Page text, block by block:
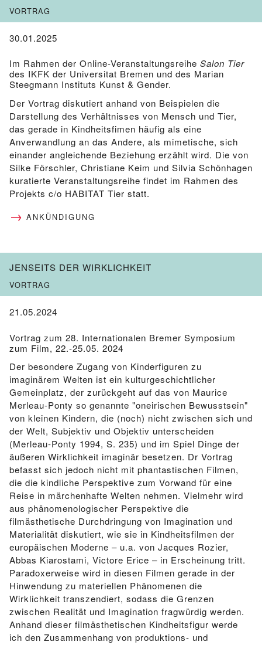
VORTRAG
30.01.2025
Im Rahmen der Online-Veranstaltungsreihe Salon Tier
des IKFK der Universitat Bremen und des Marian
Steegmann Instituts Kunst & Gender.
Der Vortrag diskutiert anhand von Beispielen die
Darstellung des Verhältnisses von Mensch und Tier,
das gerade in Kindheitsfimen häufig als eine
Anverwandlung an das Andere, als mimetische, sich
einander angleichende Beziehung erzählt wird. Die von
Silke Förschler, Christiane Keim und Silvia Schönhagen
kuratierte Veranstaltungsreihe findet im Rahmen des
Projekts c/o HABITAT Tier statt.
ANKÜNDIGUNG
JENSEITS DER WIRKLICHKEIT
VORTRAG
21.05.2024
Vortrag zum 28. Internationalen Bremer Symposium
zum Film, 22.-25.05. 2024
Der besondere Zugang von Kinderfiguren zu
imaginärem Welten ist ein kulturgeschichtlicher
Gemeinplatz, der zurückgeht auf das von Maurice
Merleau-Ponty so genannte "oneirischen Bewusstsein"
von kleinen Kindern, die (noch) nicht zwischen sich und
der Welt, Subjektiv und Objektiv unterscheiden
(Merleau-Ponty 1994, S. 235) und im Spiel Dinge der
äußeren Wirklichkeit imaginär besetzen. Dr Vortrag
befasst sich jedoch nicht mit phantastischen Filmen,
die die kindliche Perspektive zum Vorwand für eine
Reise in märchenhafte Welten nehmen. Vielmehr wird
aus phänomenologischer Perspektive die
filmästhetische Durchdringung von Imagination und
Materialität diskutiert, wie sie in Kindheitsfilmen der
europäischen Moderne – u.a. von Jacques Rozier,
Abbas Kiarostami, Victore Erice – in Erscheinung tritt.
Paradoxerweise wird in diesen Filmen gerade in der
Hinwendung zu materiellen Phänomenen die
Wirklichkeit transzendiert, sodass die Grenzen
zwischen Realität und Imagination fragwürdig werden.
Anhand dieser filmästhetischen Kindheitsfigur werde
ich den Zusammenhang von produktions- und